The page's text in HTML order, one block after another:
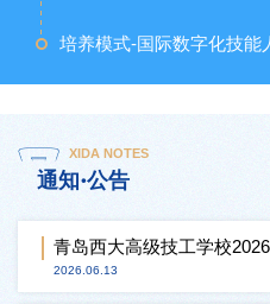
培养模式-国际数字化技能
XIDA NOTES
通知·公告
青岛西大高级技工学校
2026.06.13